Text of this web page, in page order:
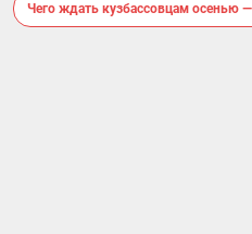
Чего ждать кузбассовцам осенью